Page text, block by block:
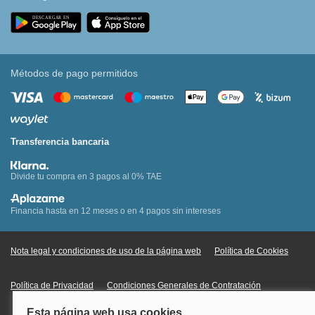
Métodos de pago permitidos
Transferencia bancaria
Divide tu compra en 3 pagos al 0% TAE
Financia hasta en 12 meses o en 4 pagos sin intereses
Nota legal y condiciones de uso de la página web Política de Cookies
Política de Privacidad Condiciones Generales de Contratación